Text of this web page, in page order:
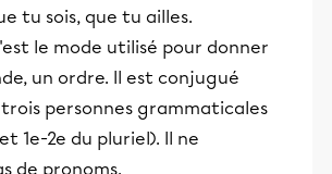
tu sois, que tu ailles.
le mode utilisé pour donner
un ordre. Il est conjugué
personnes grammaticales
1e-2e du pluriel). Il ne
de pronoms.